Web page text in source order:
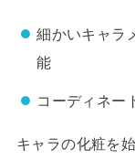
細かいキャラ
能
コーディネー
キャラの化粧を